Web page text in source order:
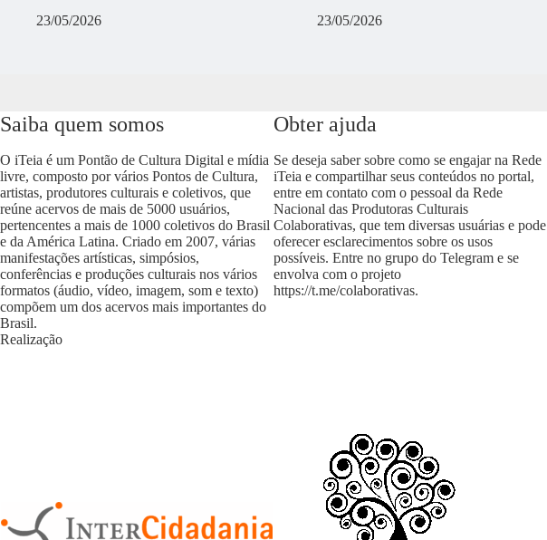
23/05/2026
23/05/2026
Saiba quem somos
O iTeia é um Pontão de Cultura Digital e mídia
livre, composto por vários Pontos de Cultura,
artistas, produtores culturais e coletivos, que
reúne acervos de mais de 5000 usuários,
pertencentes a mais de 1000 coletivos do Brasil
e da América Latina. Criado em 2007, várias
manifestações artísticas, simpósios,
conferências e produções culturais nos vários
formatos (áudio, vídeo, imagem, som e texto)
compõem um dos acervos mais importantes do
Brasil.
Obter ajuda
Se deseja saber sobre como se engajar na Rede
iTeia e compartilhar seus conteúdos no portal,
entre em contato com o pessoal da Rede
Nacional das Produtoras Culturais
Colaborativas, que tem diversas usuárias e pode
oferecer esclarecimentos sobre os usos
possíveis. Entre no grupo do Telegram e se
envolva com o projeto
https://t.me/colaborativas.
Realização